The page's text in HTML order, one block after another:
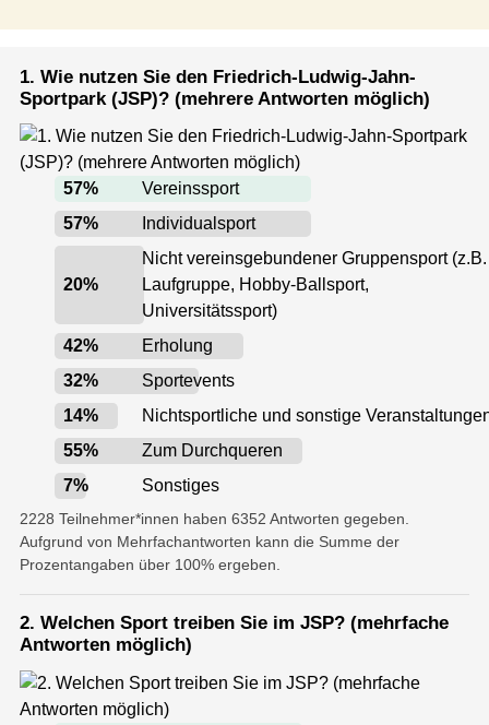
1. Wie nutzen Sie den Friedrich-Ludwig-Jahn-
Sportpark (JSP)? (mehrere Antworten möglich)
57%
Vereinssport
57% Individualsport
20%
Nicht vereinsgebundener Gruppensport (z.B.
Laufgruppe, Hobby-Ballsport,
Universitätssport)
42%
Erholung
32%
Sportevents
14%
Nichtsportliche und sonstige
55%
Zum Durchqueren
7% Sonstiges
2228 Teilnehmer*innen haben 6352 Antworten gegeben.
Aufgrund von Mehrfachantworten kann die Summe der
Prozentangaben über 100% ergeben.
2. Welchen Sport treiben Sie im JSP? (mehrfache
Antworten möglich)